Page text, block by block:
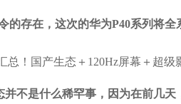
的存在，这次的华为P40系列将全
并不是什么稀罕事，因为在前几